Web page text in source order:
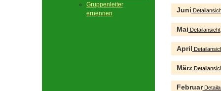
Gruppenleiter
ernennen
Juni
Mai Detailansicht
April
März
Februar